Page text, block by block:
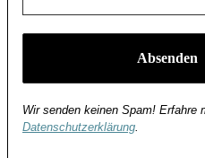
Wir senden keinen Spam! Erfahre
Datenschutzerklärung.